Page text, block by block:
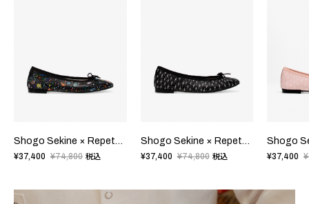
Shogo Sekine × Repetto - Cendrillon Haute バレエフラット - ラバーソール - EUサイズ
¥37,400 ¥74,800 税込
Shogo Sekine × Repetto - Cendrillon Haute バレエフラット - ラバーソール - EUサイズ
¥37,400 ¥74,800 税込 ¥37,400